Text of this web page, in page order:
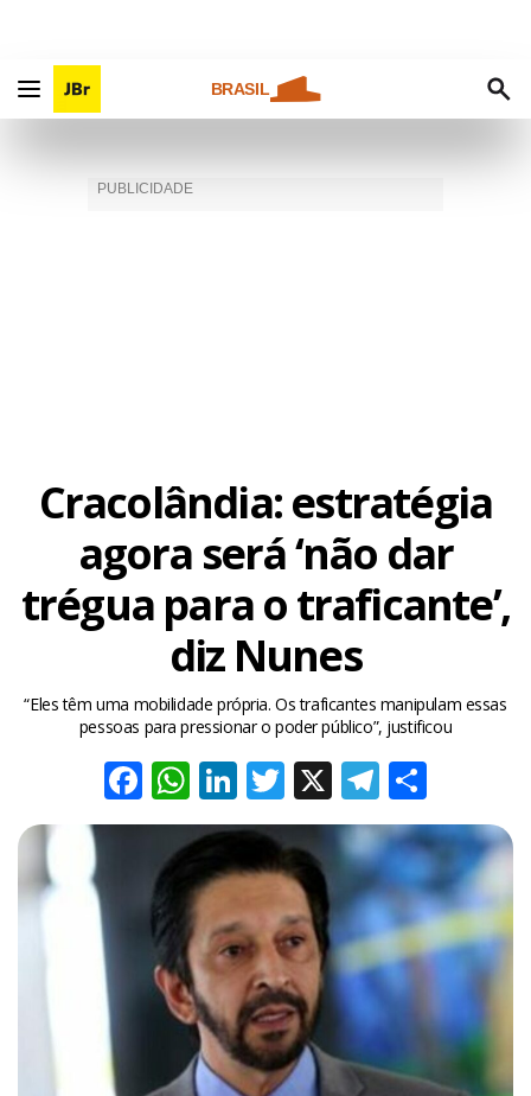
BRASIL
Cracolândia: estratégia
agora será ‘não dar
trégua para o traficante’,
diz Nunes
“Eles têm uma mobilidade própria. Os traficantes manipulam essas
pessoas para pressionar o poder público”, justificou
Facebook
WhatsApp
LinkedIn
Twitter
X